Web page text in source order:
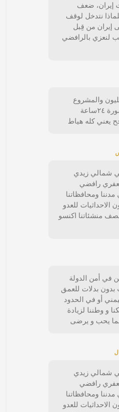
إيران، ضعف
نتدخل لوقف
إيران من قِبل
لنعزي بالرافضي
٢٥مليون والمشروع
فاشل الماسورة ٢٤ساعة
يعني كله هياط
شمالي زيدي
رافضي
ومحافظاتنا
الاحداثيات للعدو
منشئاتنا اكنسو
في أمن الدولة
بدون بدلات للعمق
أو في الحدود
و وطننا لزيادة
لما يحب و يرضى
شمالي زيدي
رافضي
ومحافظاتنا
الاحداثيات للعدو